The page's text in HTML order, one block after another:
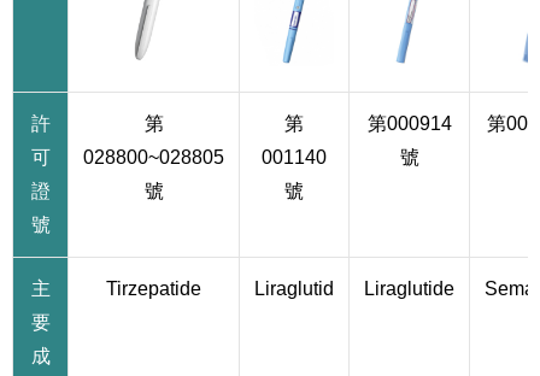
許
可
證
號
第
028800~028805
號
第
001140
號
第000914
號
第
主
要
成
Tirzepatide Liraglutid Liraglutide